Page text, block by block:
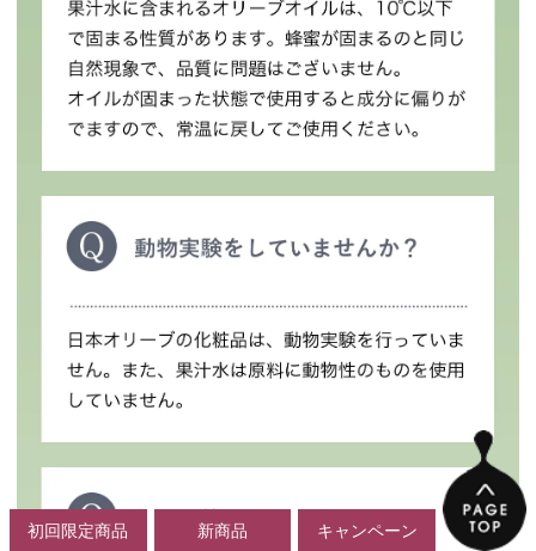
初回限定商品 新商品 キャンペーン